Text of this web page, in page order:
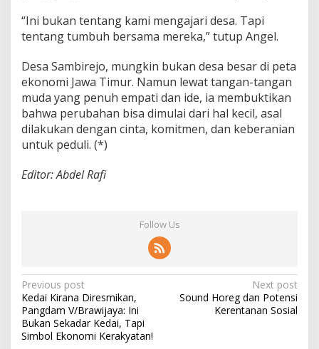
“Ini bukan tentang kami mengajari desa. Tapi
tentang tumbuh bersama mereka,” tutup Angel.
Desa Sambirejo, mungkin bukan desa besar di peta
ekonomi Jawa Timur. Namun lewat tangan-tangan
muda yang penuh empati dan ide, ia membuktikan
bahwa perubahan bisa dimulai dari hal kecil, asal
dilakukan dengan cinta, komitmen, dan keberanian
untuk peduli. (*)
Editor: Abdel Rafi
Follow Us
P
o
s
Previous post
Kedai Kirana Diresmikan,
Pangdam V/Brawijaya: Ini
Bukan Sekadar Kedai, Tapi
Simbol Ekonomi Kerakyatan!
Next post
Sound Horeg dan Potensi
Kerentanan Sosial